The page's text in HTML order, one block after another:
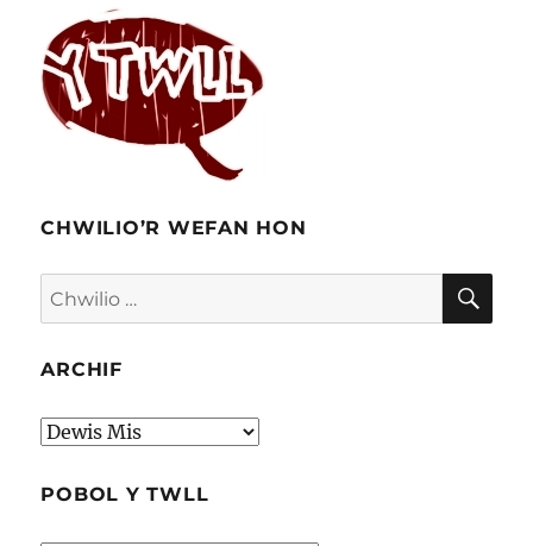
CHWILIO’R WEFAN HON
Chwilio
am:
ARCHIF
Archif
POBOL Y TWLL